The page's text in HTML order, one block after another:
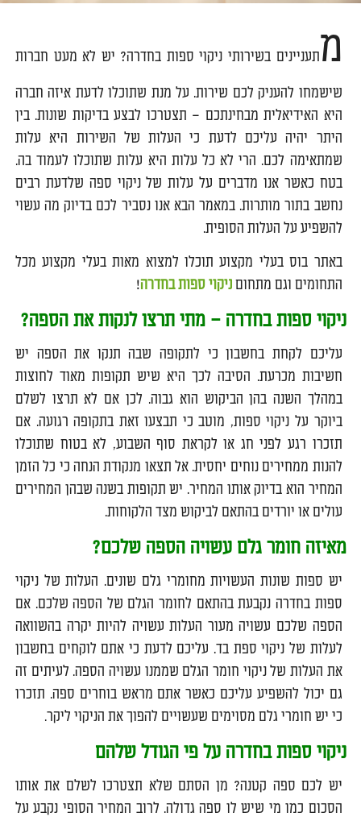
מתעניינים בשירותי ניקוי ספות בחדרה? יש לא מעט חברות
שישמחו להעניק לכם שירות. על מנת שתוכלו לדעת איזה חברה
היא האידיאלית מבחינתכם – תצטרכו לבצע בדיקות שונות. בין
היתר יהיה עליכם לדעת כי העלות של השירות היא עלות
שמתאימה לכם. הרי לא כל עלות היא עלות שתוכלו לעמוד בה.
בטח כאשר אנו מדברים על עלות של ניקוי ספה שלדעת רבים
נחשב בתור מותרות. במאמר הבא אנו נסביר לכם בדיוק מה עשוי
להשפיע על העלות הסופית.
באתר בוס בעלי מקצוע תוכלו למצוא מאות בעלי מקצוע מכל
התחומים וגם מתחוםניקוי ספות בחדרה!
ניקוי ספות בחדרה – מתי תרצו לנקות את הספה?
עליכם לקחת בחשבון כי לתקופה שבה תנקו את הספה יש
חשיבות מכרעת. הסיבה לכך היא שיש תקופות מאוד לחוצות
במהלך השנה בהן הביקוש הוא גבוה. לכן אם לא תרצו לשלם
ביוקר על ניקוי ספות, מוטב כי תבצעו זאת בתקופה רגועה. אם
תזכרו רגע לפני חג או לקראת סוף השבוע, לא בטוח שתוכלו
להנות ממחירים נוחים יחסית. אל תצאו מנקודת הנחה כי כל הזמן
המחיר הוא בדיוק אותו המחיר. יש תקופות בשנה שבהן המחירים
עולים או יורדים בהתאם לביקוש מצד הלקוחות.
מאיזה חומר גלם עשויה הספה שלכם?
יש ספות שונות העשויות מחומרי גלם שונים. העלות של ניקוי
ספות בחדרה נקבעת בהתאם לחומר הגלם של הספה שלכם. אם
הספה שלכם עשויה מעור העלות עשויה להיות יקרה בהשוואה
לעלות של ניקוי ספת בד. עליכם לדעת כי אתם לוקחים בחשבון
את העלות של ניקוי חומר הגלם שממנו עשויה הספה. לעיתים זה
גם יכול להשפיע עליכם כאשר אתם מראש בוחרים ספה. תזכרו
כי יש חומרי גלם מסוימים שעשויים להפוך את הניקוי ליקר.
ניקוי ספות בחדרה על פי הגודל שלהם
יש לכם ספה קטנה? מן הסתם שלא תצטרכו לשלם את אותו
הסכום כמו מי שיש לו ספה גדולה. לרוב המחיר הסופי נקבע על